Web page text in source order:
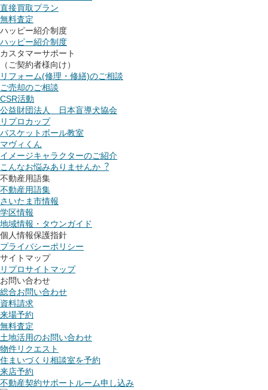
直接買取プラン
無料査定
ハッピー紹介制度
ハッピー紹介制度
カスタマーサポート
（ご契約者様向け）
リフォーム(修理・修繕)のご相談
ご売却のご相談
CSR活動
公益財団法人 日本盲導犬協会
リプロカップ
バスケットボール教室
マヴィくん
イメージキャラクターのご紹介
こんなお悩みありませんか︖
不動産用語集
不動産用語集
さいたま市情報
学区情報
地域情報・タウンガイド
個人情報保護指針
プライバシーポリシー
サイトマップ
リプロサイトマップ
お問い合わせ
総合お問い合わせ
資料請求
来場予約
無料査定
土地活用のお問い合わせ
物件リクエスト
住まいづくり相談室を予約
来店予約
不動産契約サポートルーム申し込み